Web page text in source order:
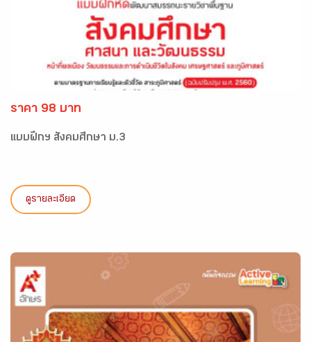
ราคา 98 บาท
แบบฝึกฯ สังคมศึกษา ม.3
ดูรายละเอียด